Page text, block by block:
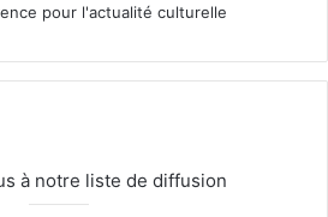
pour l'actualité culturelle
à notre liste de diffusion